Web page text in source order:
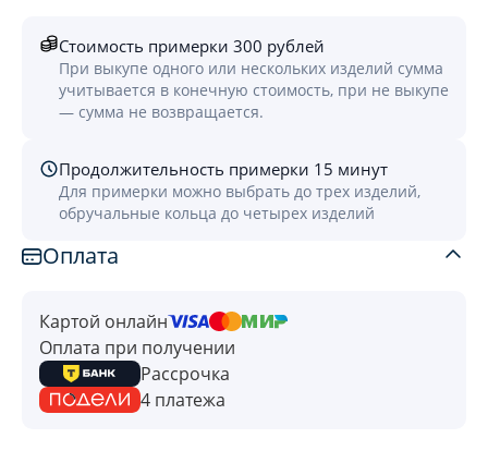
Стоимость примерки 300 рублей
При выкупе одного или нескольких изделий сумма
учитывается в конечную стоимость, при не выкупе
— сумма не возвращается.
Продолжительность примерки 15 минут
Для примерки можно выбрать до трех изделий,
обручальные кольца до четырех изделий
Оплата
Картой онлайн
Оплата при получении
Рассрочка
4 платежа